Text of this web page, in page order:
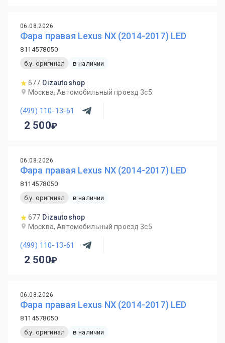
06.08.2026
Фара правая Lexus NX (2014-2017) LED
8114578050
б.у. оригинал
в наличии
677 Dizautoshop
Москва, Автомобильный проезд 3с5
(499) 110-13-61
2 500
06.08.2026
Фара правая Lexus NX (2014-2017) LED
8114578050
б.у. оригинал
в наличии
677 Dizautoshop
Москва, Автомобильный проезд 3с5
(499) 110-13-61
2 500
06.08.2026
Фара правая Lexus NX (2014-2017) LED
8114578050
б.у. оригинал
в наличии